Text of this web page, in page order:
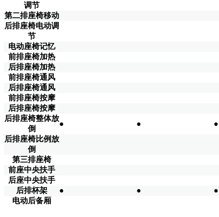
调节
第二排座椅移动
后排座椅电动调
节
电动座椅记忆
前排座椅加热
后排座椅加热
前排座椅通风
后排座椅通风
前排座椅按摩
后排座椅按摩
后排座椅整体放
倒
● ●
●
后排座椅比例放
倒
第三排座椅
前座中央扶手
后座中央扶手
后排杯架
● ●
●
电动后备厢